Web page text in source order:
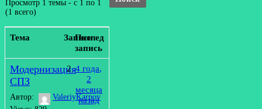
Просмотр 1 темы - с 1 по 1
(1 всего)
Тема Записи
Последняя
запись
Модернизация
СПЗ
Автор:
ValeriyKarpov
2 4 года,
2
месяца
назад